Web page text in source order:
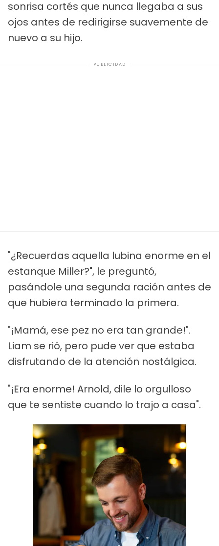
sonrisa cortés que nunca llegaba a sus
ojos antes de redirigirse suavemente de
nuevo a su hijo.
PUBLICIDAD
"¿Recuerdas aquella lubina enorme en el
estanque Miller?", le preguntó,
pasándole una segunda ración antes de
que hubiera terminado la primera.
"¡Mamá, ese pez no era tan grande!".
Liam se rió, pero pude ver que estaba
disfrutando de la atención nostálgica.
"¡Era enorme! Arnold, dile lo orgulloso
que te sentiste cuando lo trajo a casa".